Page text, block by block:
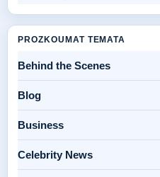
PROZKOUMAT TEMATA
Behind the Scenes
Blog
Business
Celebrity News